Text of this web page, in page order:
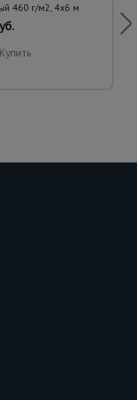
460 г/м2, 4х6 м
Купить